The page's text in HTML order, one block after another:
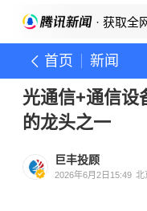
· 获取全
首页 新闻
光通信+通信设
的龙头之一
巨丰投顾
2026年6月2日15:49 北